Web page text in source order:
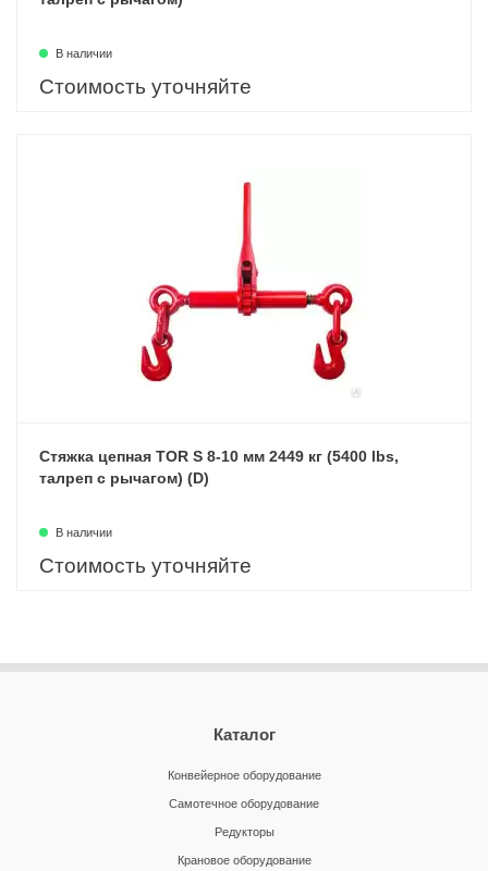
В наличии
Стоимость уточняйте
Стяжка цепная TOR S 8-10 мм 2449 кг (5400 lbs,
талреп с рычагом) (D)
В наличии
Стоимость уточняйте
Каталог
Конвейерное оборудование
Самотечное оборудование
Редукторы
Крановое оборудование